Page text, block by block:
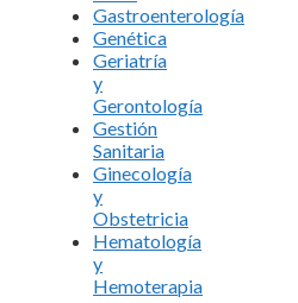
Gastroenterología
Genética
Geriatría
y
Gerontología
Gestión
Sanitaria
Ginecología
y
Obstetricia
Hematología
y
Hemoterapia